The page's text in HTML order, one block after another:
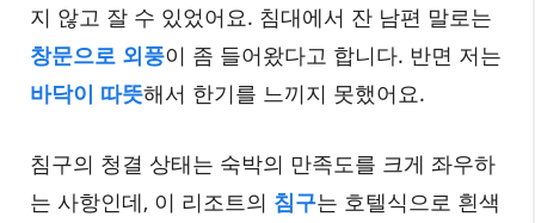
지 않고 잘 수 있었어요. 침대에서 잔 남편 말로는
창문으로 외풍이 좀 들어왔다고 합니다. 반면 저는
바닥이 따뜻해서 한기를 느끼지 못했어요.
침구의 청결 상태는 숙박의 만족도를 크게 좌우하
는 사항인데, 이 리조트의 침구는 호텔식으로 흰색